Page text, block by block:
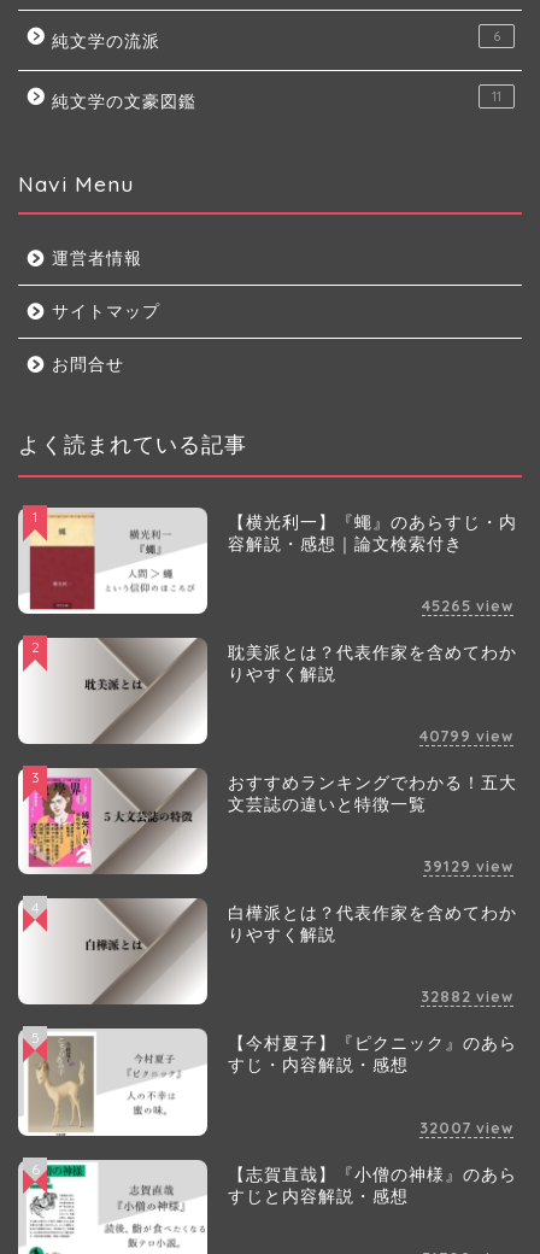
純文学の流派 6
純文学の文豪図鑑 11
Navi Menu
運営者情報
サイトマップ
お問合せ
よく読まれている記事
1
【横光利一】『蠅』のあらすじ・内
容解説・感想｜論文検索付き
45265 view
2
耽美派とは？代表作家を含めてわか
りやすく解説
40799 view
3
おすすめランキングでわかる！五大
文芸誌の違いと特徴一覧
39129 view
4
白樺派とは？代表作家を含めてわか
りやすく解説
32882 view
5
【今村夏子】『ピクニック』のあら
すじ・内容解説・感想
32007 view
6
【志賀直哉】『小僧の神様』のあら
すじと内容解説・感想